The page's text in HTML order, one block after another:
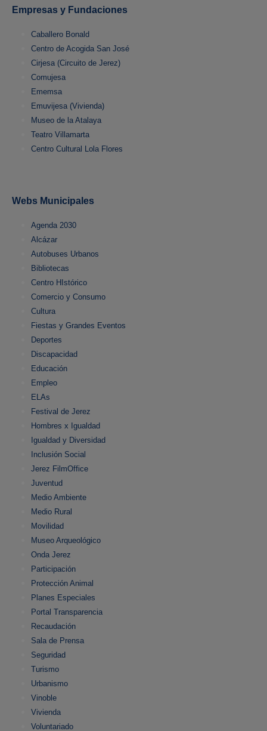
Empresas y Fundaciones
Caballero Bonald
Centro de Acogida San José
Cirjesa (Circuito de Jerez)
Comujesa
Ememsa
Emuvijesa (Vivienda)
Museo de la Atalaya
Teatro Villamarta
Centro Cultural Lola Flores
Webs Municipales
Agenda 2030
Alcázar
Autobuses Urbanos
Bibliotecas
Centro HIstórico
Comercio y Consumo
Cultura
Fiestas y Grandes Eventos
Deportes
Discapacidad
Educación
Empleo
ELAs
Festival de Jerez
Hombres x Igualdad
Igualdad y Diversidad
Inclusión Social
Jerez FilmOffice
Juventud
Medio Ambiente
Medio Rural
Movilidad
Museo Arqueológico
Onda Jerez
Participación
Protección Animal
Planes Especiales
Portal Transparencia
Recaudación
Sala de Prensa
Seguridad
Turismo
Urbanismo
Vinoble
Vivienda
Voluntariado